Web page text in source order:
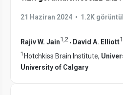
21 Haziran 2024 • 1.2K
Rajiv W. Jain1,2 , David A. Elliott1
1 Hotchkiss Brain Institute,
University of Calgary